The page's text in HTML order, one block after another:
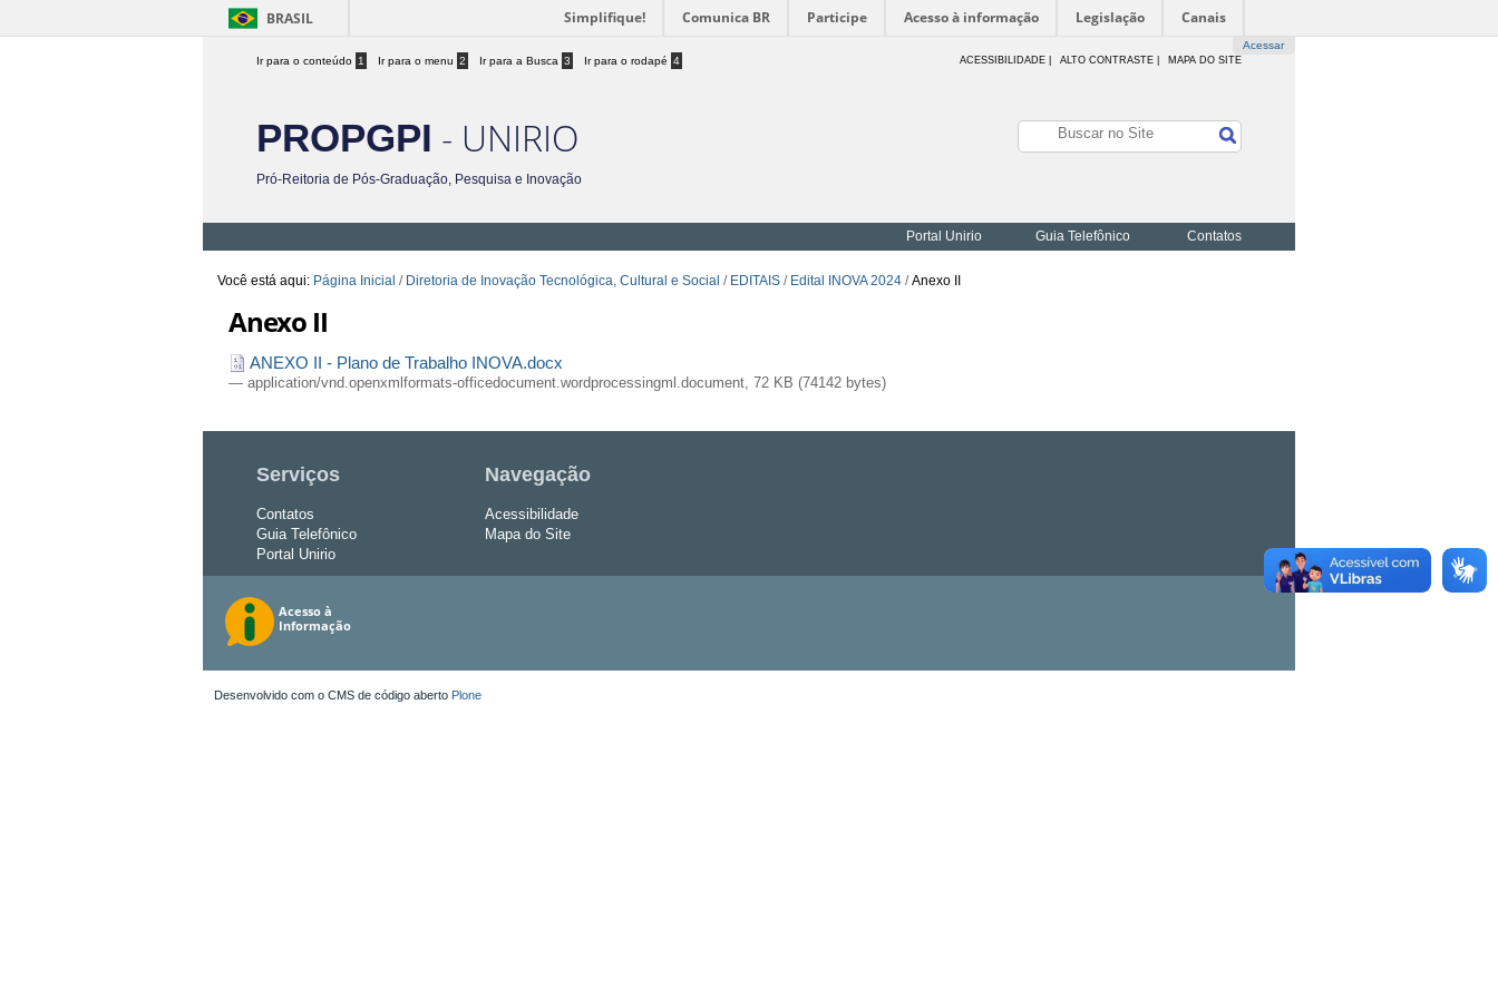
BRASIL Simplifique! Comunica BR Participe Acesso à informação Legislação Canais
Acessar
Ir para o conteúdo 1 Ir para o menu 2 Ir para a Busca 3 Ir para o rodapé 4 ACESSIBILIDADE ALTO CONTRASTE | MAPA DO SITE
PROPGPI - UNIRIO
Pró-Reitoria de Pós-Graduação, Pesquisa e Inovação
Portal Unirio Guia Telefônico Contatos
Você está aqui: Página Inicial / Diretoria de Inovação Tecnológica, Cultural e Social / EDITAIS / Edital INOVA 2024 /Anexo II
Anexo II
ANEXO II - Plano de Trabalho INOVA.docx
— application/vnd.openxmlformats-officedocument.wordprocessingml.document, 72 KB (74142 bytes)
Serviços
Contatos
Guia Telefônico
Portal Unirio
Navegação
Acessibilidade
Mapa do Site
Desenvolvido com o CMS de código aberto Plone